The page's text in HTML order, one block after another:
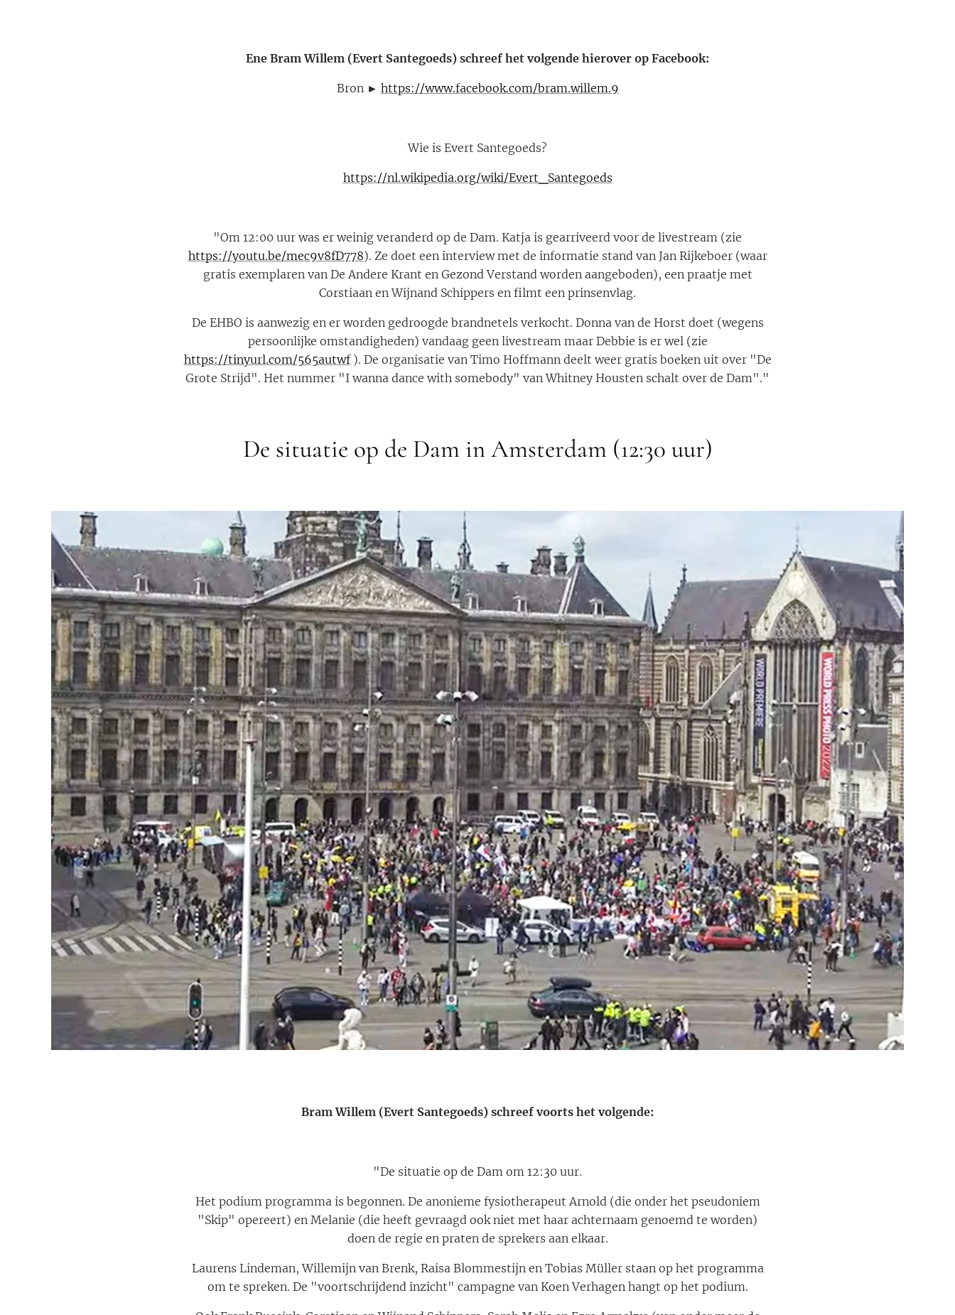
Ene Bram Willem (Evert Santegoeds) schreef het volgende hierover op Facebook:
Bron ► https://www.facebook.com/bram.willem.9
Wie is Evert Santegoeds?
https://nl.wikipedia.org/wiki/Evert_Santegoeds
"Om 12:00 uur was er weinig veranderd op de Dam. Katja is gearriveerd voor de livestream (zie
https://youtu.be/mec9v8fD778). Ze doet een interview met de informatie stand van Jan Rijkeboer (waar
gratis exemplaren van De Andere Krant en Gezond Verstand worden aangeboden), een praatje met
Corstiaan en Wijnand Schippers en filmt een prinsenvlag.
De EHBO is aanwezig en er worden gedroogde brandnetels verkocht. Donna van de Horst doet (wegens
persoonlijke omstandigheden) vandaag geen livestream maar Debbie is er wel (zie
https://tinyurl.com/565autwf). De organisatie van Timo Hoffmann deelt weer gratis boeken uit over "De
Grote Strijd". Het nummer "I wanna dance with somebody" van Whitney Housten schalt over de Dam"."
De situatie op de Dam in Amsterdam (12:30 uur)
Bram Willem (Evert Santegoeds) schreef voorts het volgende:
"De situatie op de Dam om 12:30 uur.
Het podium programma is begonnen. De anonieme fysiotherapeut Arnold (die onder het pseudoniem
"Skip" opereert) en Melanie (die heeft gevraagd ook niet met haar achternaam genoemd te worden)
doen de regie en praten de sprekers aan elkaar.
Laurens Lindeman, Willemijn van Brenk, Raisa Blommestijn en Tobias Müller staan op het programma
om te spreken. De "voortschrijdend inzicht" campagne van Koen Verhagen hangt op het podium.